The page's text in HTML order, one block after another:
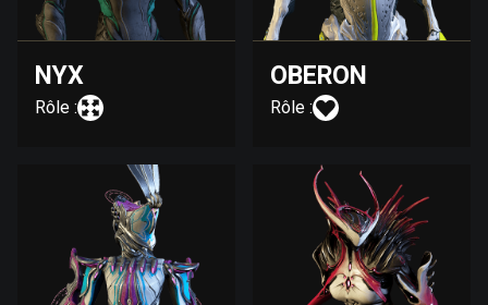
NYX
Rôle :
OBERON
Rôle :